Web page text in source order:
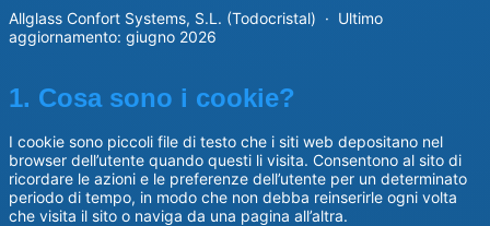
Allglass Confort Systems, S.L. (Todocristal) · Ultimo
aggiornamento: giugno 2026
1. Cosa sono i cookie?
I cookie sono piccoli file di testo che i siti web depositano nel
browser dell’utente quando questi li visita. Consentono al sito di
ricordare le azioni e le preferenze dell’utente per un determinato
periodo di tempo, in modo che non debba reinserirle ogni volta
che visita il sito o naviga da una pagina all’altra.